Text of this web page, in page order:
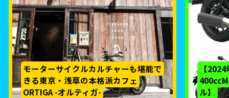
モーターサイクルカルチャーも堪能で
きる東京・浅草の本格派カフェ
ORTIGA -オルティガ-
【
ル】